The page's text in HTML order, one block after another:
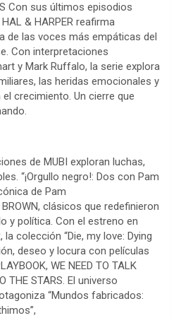
Con sus últimos episodios
& HARPER reafirma
de las voces más empáticas del
Con interpretaciones
y Mark Ruffalo, la serie explora
las heridas emocionales y
crecimiento. Un cierre que
de MUBI exploran luchas,
“¡Orgullo negro!: Dos con Pam
de Pam
clásicos que redefinieron
y política. Con el estreno en
la colección “Die, my love: Dying
deseo y locura con películas
WE NEED TO TALK
THE STARS. El universo
“Mundos fabricados: